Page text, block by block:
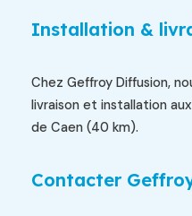
Installation &
Chez Geffroy Diffusion,
livraison et installation
de Caen (40 km).
Contacter